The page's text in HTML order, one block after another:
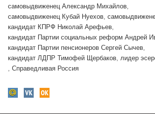
самовыдвиженец Александр Михайлов
самовыдвиженец Кубай Нуехов
кандидат КПРФ Николай Арефьев
кандидат Партии социальных реформ Андрей
кандидат Партии пенсионеров Сергей Сычев,
кандидат ЛДПР Тимофей Щербаков, лидер
, Справедливая Россия